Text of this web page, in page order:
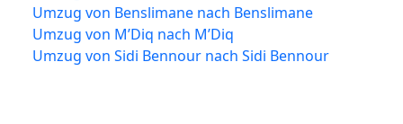
Umzug von Benslimane nach Benslimane
Umzug von M’Diq nach M’Diq
Umzug von Sidi Bennour nach Sidi Bennour